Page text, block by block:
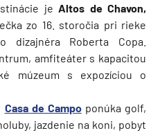
je Altos de Chavon,
zo 16. storočia pri rieke
dizajnéra Roberta Copa.
amfiteáter s kapacitou
múzeum s expozíciou o
Casa de Campo ponúka golf,
jazdenie na koni, pobyt